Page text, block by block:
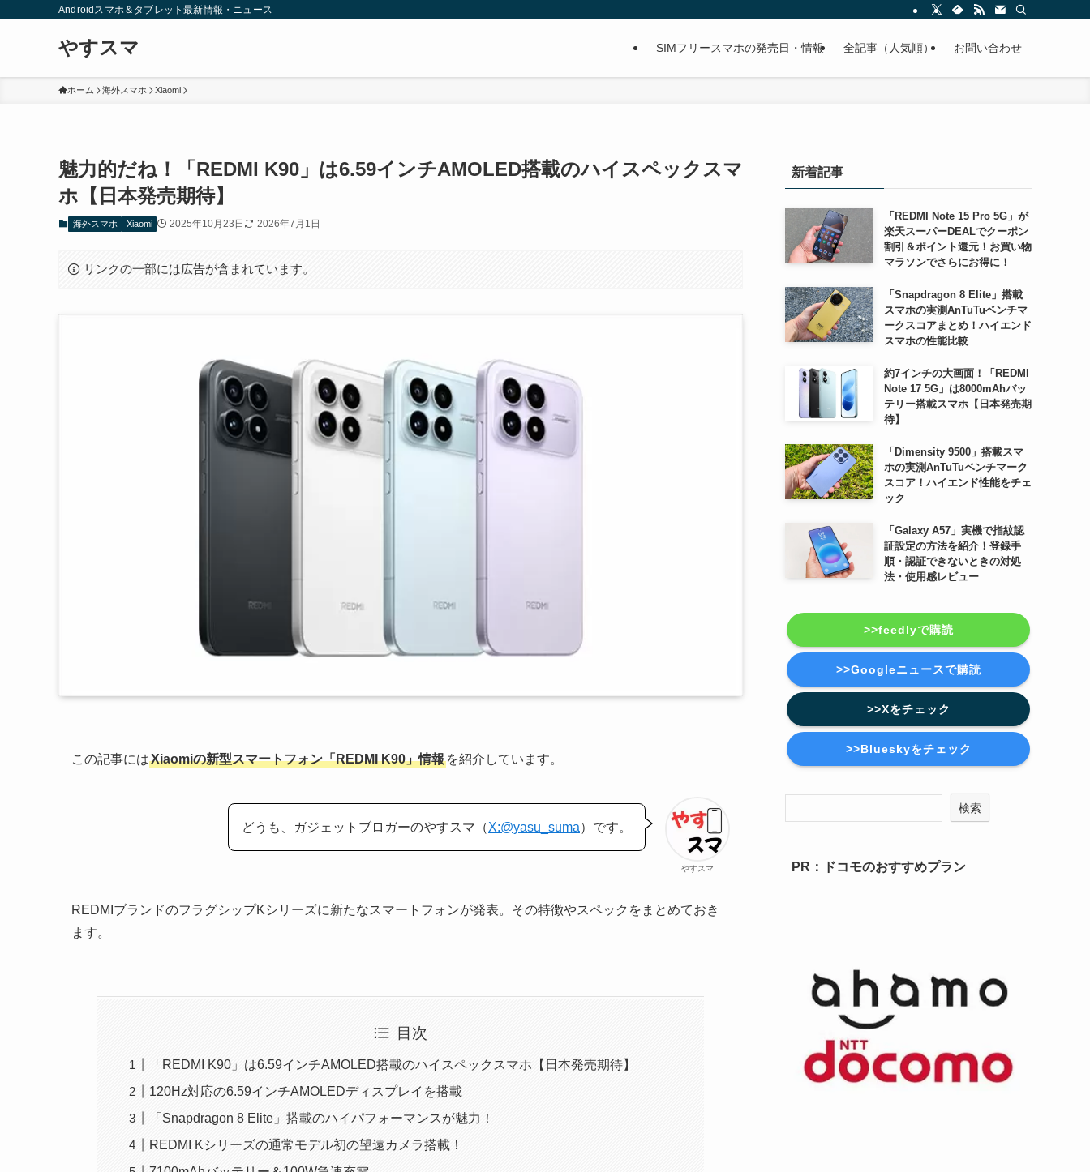
Androidスマホ＆タブレット最新情報・ニュース
やすスマ SIMフリースマホの発売日・情報 全記事（人気順） お問い合わせ
ホーム 海外スマホ Xiaomi
魅力的だね！「REDMI K90」は6.59インチAMOLED搭載のハイスペックスマ
ホ【日本発売期待】
海外スマホ Xiaomi 2025年10月23日 2026年7月1日
リンクの一部には広告が含まれています。
この記事にはXiaomiの新型スマートフォン「REDMI K90」情報 を紹介しています。
やすスマ
どうも、ガジェットブロガーのやすスマ（X:@yasu_suma）です。
REDMIブランドのフラグシップKシリーズに新たなスマートフォンが発表。その特徴やスペックをまとめておき
ます。
目次
「REDMI K90」は6.59インチAMOLED搭載のハイスペックスマホ【日本発売期待】
120Hz対応の6.59インチAMOLEDディスプレイを搭載
「Snapdragon 8 Elite」搭載のハイパフォーマンスが魅力！
REDMI Kシリーズの通常モデル初の望遠カメラ搭載！
新着記事
「REDMI Note 15 Pro 5G」が
楽天スーパーDEALでクーポン
割引＆ポイント還元！お買い物
マラソンでさらにお得に！
「Snapdragon 8 Elite」搭載
スマホの実測AnTuTuベンチマ
ークスコアまとめ！ハイエンド
スマホの性能比較
約7インチの大画面！「REDMI
Note 17 5G」は8000mAhバッ
テリー搭載スマホ【日本発売期
待】
「Dimensity 9500」搭載スマ
ホの実測AnTuTuベンチマーク
スコア！ハイエンド性能をチェ
ック
「Galaxy A57」実機で指紋認
証設定の方法を紹介！登録手
順・認証できないときの対処
法・使用感レビュー
>>feedlyで購読
>>Googleニュースで購読
>>Xをチェック
>>Blueskyをチェック
検索
PR：ドコモのおすすめプラン